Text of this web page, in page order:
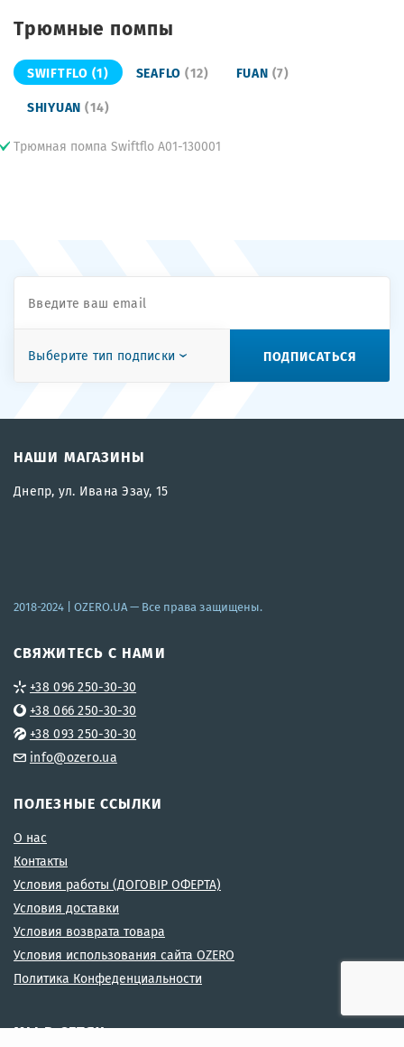
Трюмные помпы
SWIFTFLO (1) SEAFLO (12) FUAN (7)
SHIYUAN (14)
Трюмная помпа Swiftflo A01-130001
Выберите тип подписки ПОДПИСАТЬСЯ
НАШИ МАГАЗИНЫ
Днепр, ул. Ивана Эзау, 15
2018-2024 | OZERO.UA— Все права защищены.
СВЯЖИТЕСЬ С НАМИ
+38 096 250-30-30
+38 066 250-30-30
+38 093 250-30-30
info@ozero.ua
ПОЛЕЗНЫЕ ССЫЛКИ
О нас
Контакты
Условия работы (ДОГОВІР ОФЕРТА)
Условия доставки
Условия возврата товара
Условия использования сайта OZERO
Политика Конфеденциальности
МЫ В СЕТЯХ